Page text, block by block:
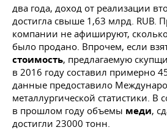
два года, доход от реализации
достигла свыше 1,63 млрд. RUB.
компании не афишируют,
было продано. Впрочем, если
стоимость, предлагаемую
в 2016 году составил примерно
данные предоставило
металлургической статистики. В
в прошлом году объемы меди,
достигли 23000 тонн.